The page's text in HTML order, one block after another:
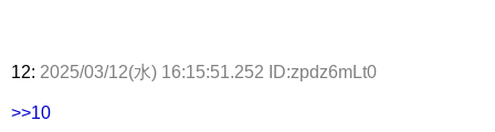
12: 2025/03/12(水) 16:15:51.252 ID:zpdz6mLt0
>>10